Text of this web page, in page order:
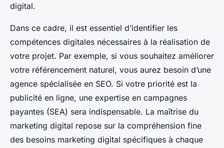
digital.
Dans ce cadre, il est essentiel d’identifier les
compétences digitales nécessaires à la réalisation de
votre projet. Par exemple, si vous souhaitez améliorer
votre référencement naturel, vous aurez besoin d’une
agence spécialisée en SEO. Si votre priorité est la
publicité en ligne, une expertise en campagnes
payantes (SEA) sera indispensable. La maîtrise du
marketing digital repose sur la compréhension fine
des besoins marketing digital spécifiques à chaque